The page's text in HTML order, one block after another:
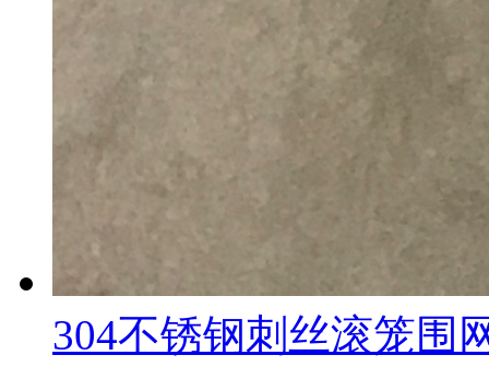
304不锈钢刺丝滚笼围